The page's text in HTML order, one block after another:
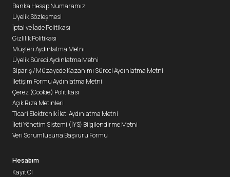
Banka Hesap Numaramız
Üyelik Sözleşmesi
İptal ve İade Politikası
Gizlilik Politikası
Müşteri Aydınlatma Metni
Üyelik Süreci Aydınlatma Metni
Sipariş / Müzayede Kazanımı Süreci Aydınlatma Metni
İletişim Formu Aydınlatma Metni
Çerez (Cookie) Politikası
Açık Rıza Metinleri
Ticari Elektronik İleti Aydınlatma Metni
İleti Yönetim Sistemi (İYS) Bilgilendirme Metni
Veri Sorumlusuna Başvuru Formu
Hesabım
Kayıt Ol